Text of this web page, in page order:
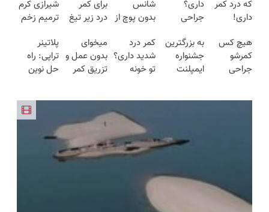
که درد کمر
داری!
رو پر کن◖
داری؟
جراحی
منزل
درمانش کن
(◂پرسش‌نامه)
شانس
بدون پوچ از
بیت کوین
🔥
برای کمر
درد زیر تیغ
بری؟!
◗پرسش‌نامه
رو پر کن◖
شیرازی کرم
ترمیم زخم
ساخت!!!
هیچ کس
کمرشو
جراحی
به بزرگترین
جشنواره
ایمپلنت
کمر درد
شدید داری؟
تو خونه
میخوای
بدون عمل و
تزریق کمر
رو پرکن
پلاتینر
تراپی: راه
حل نوین